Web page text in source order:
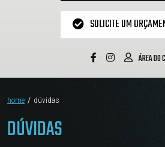
SOLICITE UM
ÁREA DO
home / dúvidas
DÚVIDAS